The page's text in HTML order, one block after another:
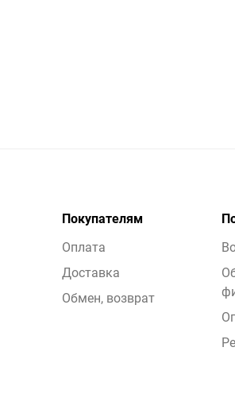
Покупателям
Оплата
Доставка
Обмен, возврат